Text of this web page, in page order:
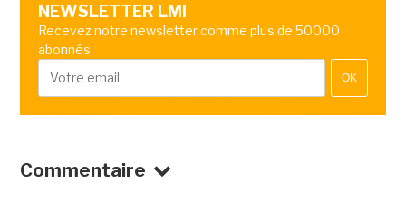
NEWSLETTER LMI
Recevez notre newsletter comme plus de 50000
abonnés
OK
Commentaire